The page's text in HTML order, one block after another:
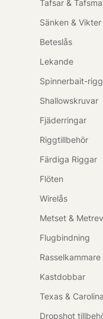
Tafsar &
Sänken & Vikter
Beteslås
Lekande
Spinnerbait-
Shallowskruvar
Fjäderringar
Riggtillbehör
Färdiga Riggar
Flöten
Wirelås
Metset &
Flugbindning
Rasselkammare
Kastdobbar
Texas &
Dropshot
#16
fr. 89